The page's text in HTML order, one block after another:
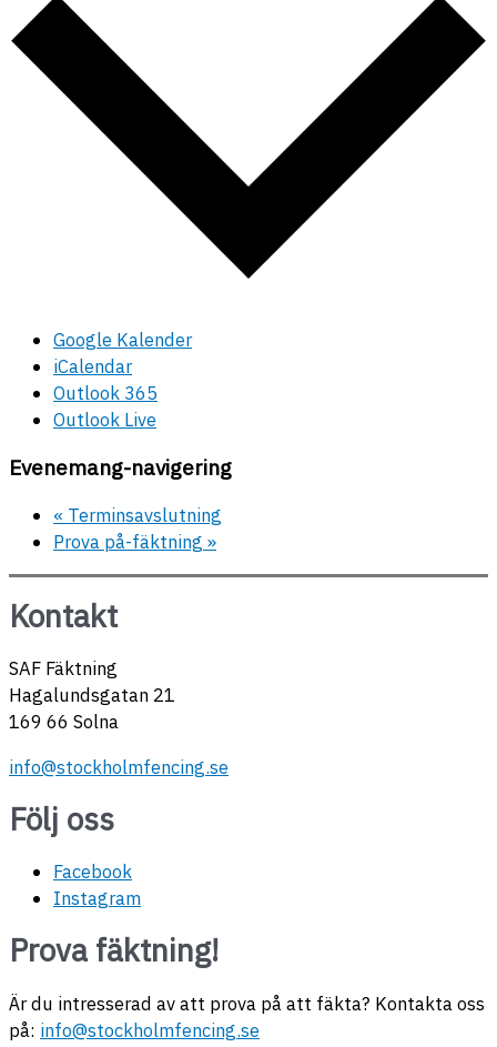
Google Kalender
iCalendar
Outlook 365
Outlook Live
Evenemang-navigering
« Terminsavslutning
Prova på-fäktning »
Kontakt
SAF Fäktning
Hagalundsgatan 21
169 66 Solna
info@stockholmfencing.se
Följ oss
Facebook
Instagram
Prova fäktning!
Är du intresserad av att prova på att fäkta? Kontakta oss
på: info@stockholmfencing.se